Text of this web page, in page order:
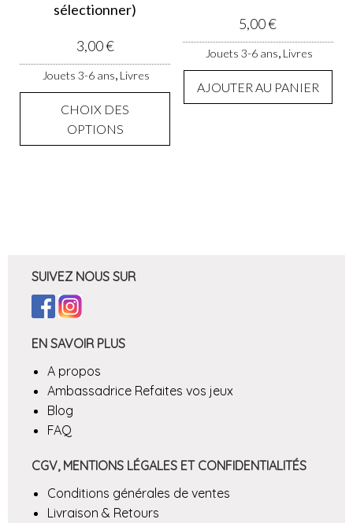
sélectionner)
3,00€
Jouets 3-6 ans, Livres
CHOIX DES
OPTIONS
Ce produit a plusieurs variations.
5,00€
Jouets 3-6 ans, Livres
AJOUTER AU PANIER
SUIVEZ NOUS SUR
EN SAVOIR PLUS
A propos
Ambassadrice Refaites vos jeux
Blog
FAQ
CGV, MENTIONS LÉGALES ET CONFIDENTIALITÉS
Conditions générales de ventes
Livraison & Retours